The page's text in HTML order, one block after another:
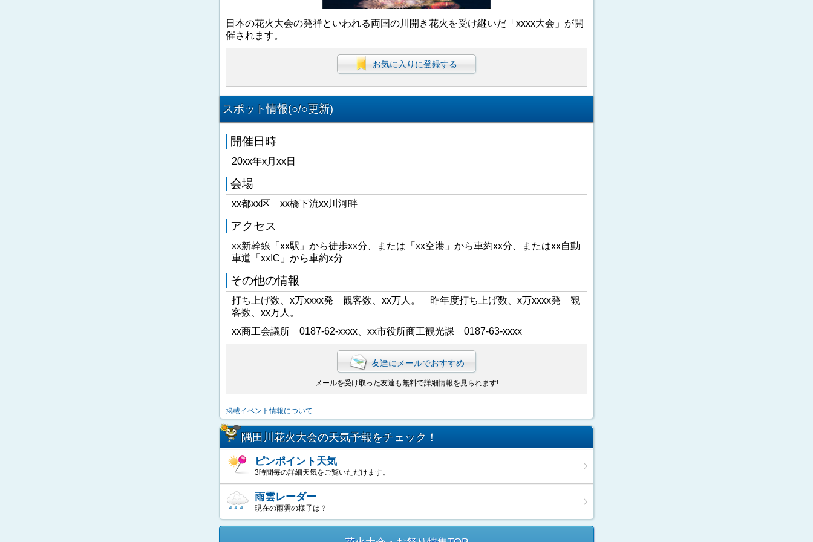
日本の花火大会の発祥といわれる両国の川開き花火を受け継いだ「xxxx大会」が開
催されます。
お気に入りに登録する
スポット情報(○/○更新)
開催日時
20xx年x月xx日
会場
xx都xx区 xx橋下流xx川河畔
アクセス
xx新幹線「xx駅」から徒歩xx分、または「xx空港」から車約xx分、またはxx自動
車道「xxIC」から車約x分
その他の情報
打ち上げ数、x万xxxx発 観客数、xx万人。 昨年度打ち上げ数、x万xxxx発 観
客数、xx万人。
xx商工会議所 0187-62-xxxx、xx市役所商工観光課 0187-63-xxxx
友達にメールでおすすめ
メールを受け取った友達も無料で詳細情報を見られます!
掲載イベント情報について
隅田川花火大会の天気予報をチェック！
ピンポイント天気
3時間毎の詳細天気をご覧いただけます。
雨雲レーダー
現在の雨雲の様子は？